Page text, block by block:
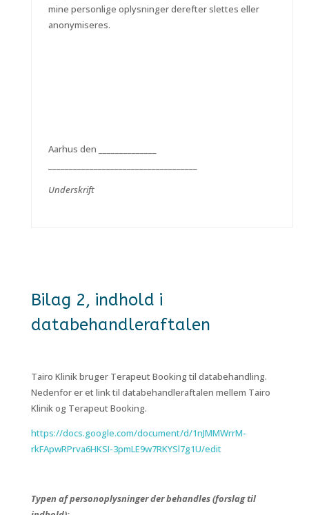
mine personlige oplysninger derefter slettes eller
anonymiseres.
Aarhus den ______________
Underskrift
Bilag 2, indhold i
databehandleraftalen
Tairo Klinik bruger Terapeut Booking til databehandling.
Nedenfor er et link til databehandleraftalen mellem Tairo
Klinik og Terapeut Booking.
https://docs.google.com/document/d/1nJMMWrrM-
rkFApwRPrva6HKSI-3pmLE9w7RKYSl7g1U/edit
Typen af personoplysninger der behandles (forslag til